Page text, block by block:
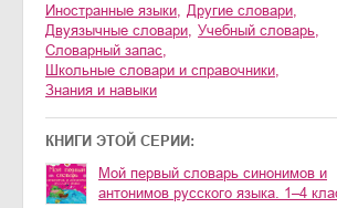
иностранные языки
другие словари
двуязычные словари
учебный словарь
словарный запас
школьные словари и справочники
знания и навыки
КНИГИ ЭТОЙ СЕРИИ:
Мой первый словарь синонимов и
антонимов русского языка. 1–4